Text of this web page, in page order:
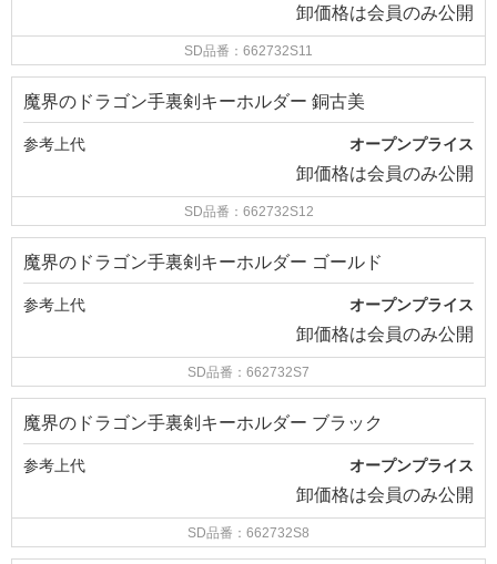
卸価格は会員のみ公開
SD品番：662732S11
魔界のドラゴン手裏剣キーホルダー 銅古美
参考上代 オープンプライス
卸価格は会員のみ公開
SD品番：662732S12
魔界のドラゴン手裏剣キーホルダー ゴールド
参考上代 オープンプライス
卸価格は会員のみ公開
SD品番：662732S7
魔界のドラゴン手裏剣キーホルダー ブラック
参考上代 オープンプライス
卸価格は会員のみ公開
SD品番：662732S8